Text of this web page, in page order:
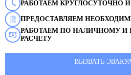
РАБОТАЕМ КРУГЛОСУТОЧНО
ПРЕДОСТАВЛЯЕМ
РАБОТАЕМ ПО НАЛИЧНОМУ И
РАСЧЕТУ
ВЫЗВАТЬ